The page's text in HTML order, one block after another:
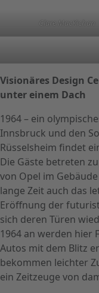
Clare MacKichan
Visionäres Design
unter einem Dach
1964 – ein
Innsbruck und den
Rüsselsheim findet
Die Gäste betreten
von Opel im
lange Zeit auch das
Eröffnung der
sich deren Türen
1964 an werden hier
Autos mit dem Blitz
bekommen leichter
ein Zeitzeuge von